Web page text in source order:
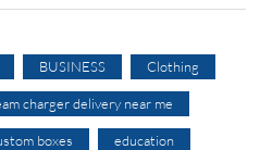
BUSINESS Clothing
charger delivery near me
boxes education